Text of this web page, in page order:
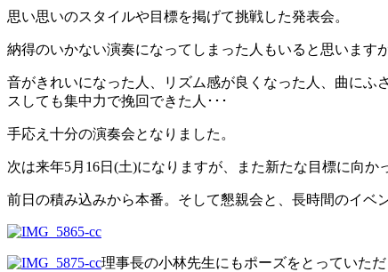
思い思いのスタイルや目標を掲げて挑戦した発表会。
納得のいかない演奏になってしまった人もいると思います
音がきれいになった人、リズム感が良くなった人、曲にふ
スしても集中力で挽回できた人･･･
手応え十分の演奏会となりました。
次は来年5月16日(土)になりますが、また新たな目標に向か
前日の積み込みから本番。そして懇親会と、長時間のイベ
理事長の小林先生にもポーズをとっていた